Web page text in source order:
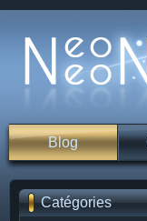
Blog
Catégories